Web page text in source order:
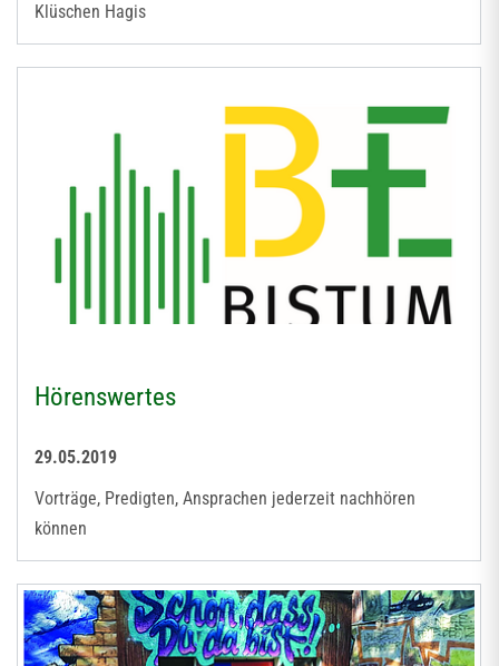
Klüschen Hagis
Hörenswertes
29.05.2019
Vorträge, Predigten, Ansprachen jederzeit nachhören
können